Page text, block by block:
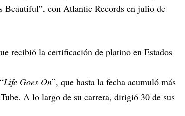
Beautiful”, con Atlantic Records en julio de
recibió la certificación de platino en Estados
Life Goes On”, que hasta la fecha acumuló más
A lo largo de su carrera, dirigió 30 de sus